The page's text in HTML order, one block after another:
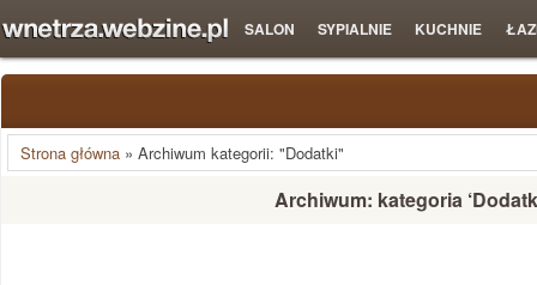
SALON SYPIALNIE KUCHNIE
Strona główna » Archiwum kategorii: "Dodatki"
Archiwum: kategoria